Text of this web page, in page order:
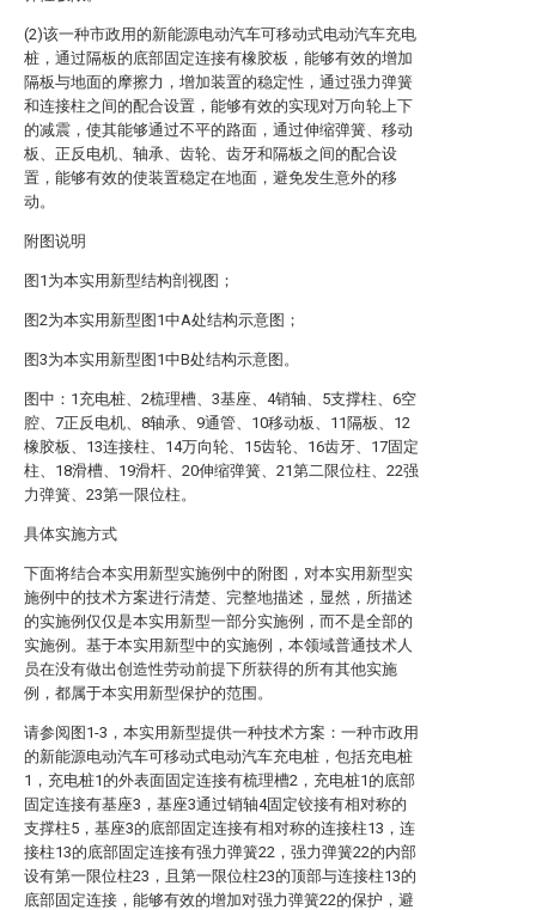
(2)该一种市政用的新能源电动汽车可移动式电动汽车充电
桩，通过隔板的底部固定连接有橡胶板，能够有效的增加
隔板与地面的摩擦力，增加装置的稳定性，通过强力弹簧
和连接柱之间的配合设置，能够有效的实现对万向轮上下
的减震，使其能够通过不平的路面，通过伸缩弹簧、移动
板、正反电机、轴承、齿轮、齿牙和隔板之间的配合设
置，能够有效的使装置稳定在地面，避免发生意外的移
动。
附图说明
图1为本实用新型结构剖视图；
图2为本实用新型图1中A处结构示意图；
图3为本实用新型图1中B处结构示意图。
图中：1充电桩、2梳理槽、3基座、4销轴、5支撑柱、6空
腔、7正反电机、8轴承、9通管、10移动板、11隔板、12
橡胶板、13连接柱、14万向轮、15齿轮、16齿牙、17固定
柱、18滑槽、19滑杆、20伸缩弹簧、21第二限位柱、22强
力弹簧、23第一限位柱。
具体实施方式
下面将结合本实用新型实施例中的附图，对本实用新型实
施例中的技术方案进行清楚、完整地描述，显然，所描述
的实施例仅仅是本实用新型一部分实施例，而不是全部的
实施例。基于本实用新型中的实施例，本领域普通技术人
员在没有做出创造性劳动前提下所获得的所有其他实施
例，都属于本实用新型保护的范围。
请参阅图1-3，本实用新型提供一种技术方案：一种市政用
的新能源电动汽车可移动式电动汽车充电桩，包括充电桩
1，充电桩1的外表面固定连接有梳理槽2，充电桩1的底部
固定连接有基座3，基座3通过销轴4固定铰接有相对称的
支撑柱5，基座3的底部固定连接有相对称的连接柱13，连
接柱13的底部固定连接有强力弹簧22，强力弹簧22的内部
设有第一限位柱23，且第一限位柱23的顶部与连接柱13的
底部固定连接，能够有效的增加对强力弹簧22的保护，避